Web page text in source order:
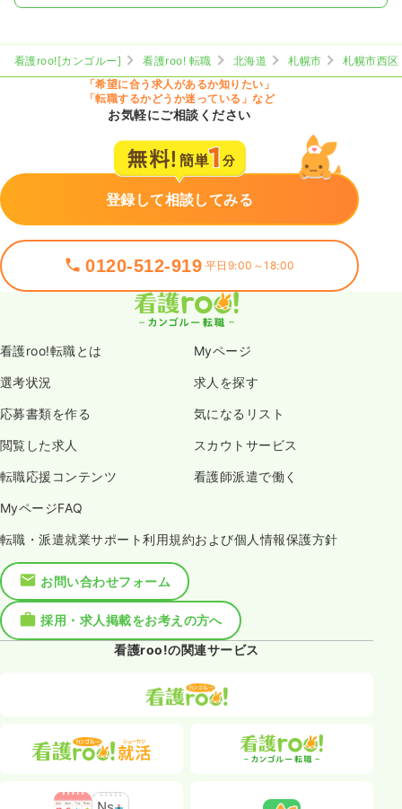
看護roo![カンゴルー] 看護roo! 転職 北海道 札幌市
札幌市西区
「希望に合う求人があるか知りたい」
「転職するかどうか迷っている」など
お気軽にご相談ください
登録して相談してみる
0120-512-919 平日9:00～18:00
看護roo!転職とは Myページ
選考状況 求人を探す
応募書類を作る 気になるリスト
閲覧した求人 スカウトサービス
転職応援コンテンツ 看護師派遣で働く
MyページFAQ
転職・派遣就業サポート利用規約および個人情報保護方針
お問い合わせフォーム
採用・求人掲載をお考えの方へ
看護roo!の関連サービス